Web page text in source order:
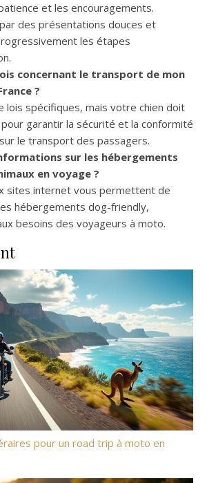
et les encouragements.
des présentations douces et
les étapes
concernant le transport de mon
?
lois spécifiques, mais votre chien doit
garantir la sécurité et la conformité
le transport des passagers.
sur les hébergements
en voyage ?
sites internet vous permettent de
hébergements dog-friendly,
besoins des voyageurs à moto.
pour un road trip à moto en